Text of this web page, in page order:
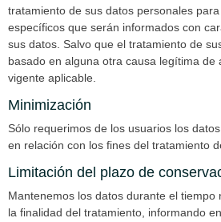
tratamiento de sus datos personales
específicos que serán informados con
sus datos. Salvo que el tratamiento de
basado en alguna otra causa legítima de
vigente aplicable.
Minimización
Sólo requerimos de los usuarios los
en relación con los fines del tratamiento
Limitación del plazo de
Mantenemos los datos durante el tiempo
la finalidad del tratamiento, informando